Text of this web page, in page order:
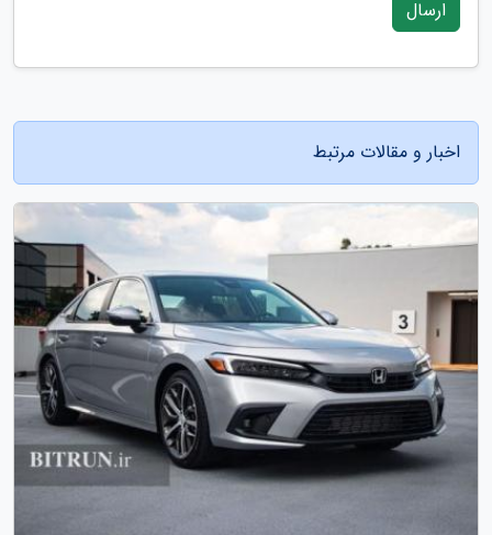
ارسال
اخبار و مقالات مرتبط